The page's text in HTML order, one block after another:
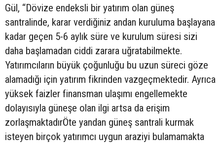
Gül, “Dövize endeksli bir yatırım olan güneş
santralinde, karar verdiğiniz andan kuruluma başlayana
kadar geçen 5-6 aylık süre ve kurulum süresi sizi
daha başlamadan ciddi zarara uğratabilmekte.
Yatırımcıların büyük çoğunluğu bu uzun süreci göze
alamadığı için yatırım fikrinden vazgeçmektedir. Ayrıca
yüksek faizler finansman ulaşımı engellemekte
dolayısıyla güneşe olan ilgi artsa da erişim
zorlaşmaktadırÖte yandan güneş santrali kurmak
isteyen birçok yatırımcı uygun araziyi bulamamakta